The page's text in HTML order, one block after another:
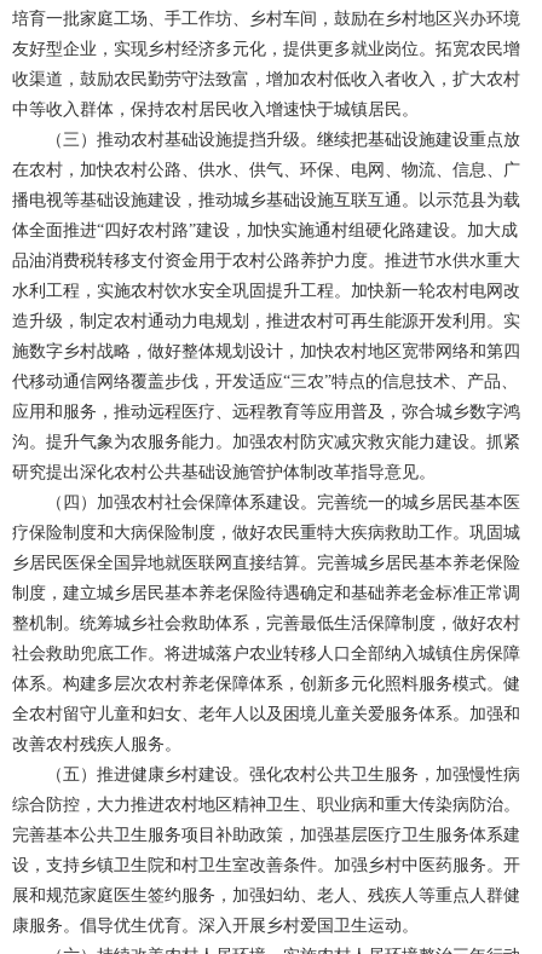
培育一批家庭工场、手工作坊、乡村车间，鼓励在乡村地区兴办环境
友好型企业，实现乡村经济多元化，提供更多就业岗位。拓宽农民增
收渠道，鼓励农民勤劳守法致富，增加农村低收入者收入，扩大农村
中等收入群体，保持农村居民收入增速快于城镇居民。
（三）推动农村基础设施提挡升级。继续把基础设施建设重点放
在农村，加快农村公路、供水、供气、环保、电网、物流、信息、广
播电视等基础设施建设，推动城乡基础设施互联互通。以示范县为载
体全面推进“四好农村路”建设，加快实施通村组硬化路建设。加大成
品油消费税转移支付资金用于农村公路养护力度。推进节水供水重大
水利工程，实施农村饮水安全巩固提升工程。加快新一轮农村电网改
造升级，制定农村通动力电规划，推进农村可再生能源开发利用。实
施数字乡村战略，做好整体规划设计，加快农村地区宽带网络和第四
代移动通信网络覆盖步伐，开发适应“三农”特点的信息技术、产品、
应用和服务，推动远程医疗、远程教育等应用普及，弥合城乡数字鸿
沟。提升气象为农服务能力。加强农村防灾减灾救灾能力建设。抓紧
研究提出深化农村公共基础设施管护体制改革指导意见。
（四）加强农村社会保障体系建设。完善统一的城乡居民基本医
疗保险制度和大病保险制度，做好农民重特大疾病救助工作。巩固城
乡居民医保全国异地就医联网直接结算。完善城乡居民基本养老保险
制度，建立城乡居民基本养老保险待遇确定和基础养老金标准正常调
整机制。统筹城乡社会救助体系，完善最低生活保障制度，做好农村
社会救助兜底工作。将进城落户农业转移人口全部纳入城镇住房保障
体系。构建多层次农村养老保障体系，创新多元化照料服务模式。健
全农村留守儿童和妇女、老年人以及困境儿童关爱服务体系。加强和
改善农村残疾人服务。
（五）推进健康乡村建设。强化农村公共卫生服务，加强慢性病
综合防控，大力推进农村地区精神卫生、职业病和重大传染病防治。
完善基本公共卫生服务项目补助政策，加强基层医疗卫生服务体系建
设，支持乡镇卫生院和村卫生室改善条件。加强乡村中医药服务。开
展和规范家庭医生签约服务，加强妇幼、老人、残疾人等重点人群健
康服务。倡导优生优育。深入开展乡村爱国卫生运动。